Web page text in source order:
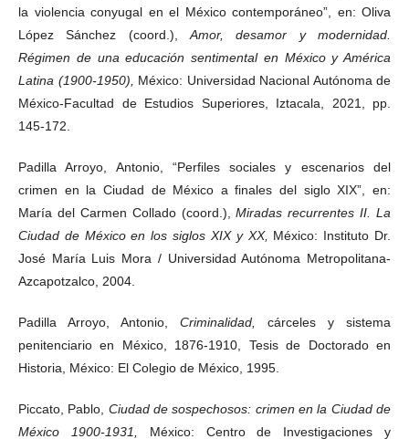
la violencia conyugal en el México contemporáneo”, en: Oliva
López Sánchez (coord.), Amor, desamor y modernidad.
Régimen de una educación sentimental en México y América
Latina (1900-1950), México: Universidad Nacional Autónoma de
México-Facultad de Estudios Superiores, Iztacala, 2021, pp.
145-172.
Padilla Arroyo, Antonio, “Perfiles sociales y escenarios del
crimen en la Ciudad de México a finales del siglo XIX”, en:
María del Carmen Collado (coord.),Miradas recurrentes II. La
Ciudad de México en los siglos XIX y XX, México: Instituto Dr.
José María Luis Mora / Universidad Autónoma Metropolitana-
Azcapotzalco, 2004.
Padilla Arroyo, Antonio, Criminalidad, cárceles y sistema
penitenciario en México, 1876-1910, Tesis de Doctorado en
Historia, México: El Colegio de México, 1995.
Piccato, Pablo, Ciudad de sospechosos: crimen en la Ciudad de
México 1900-1931, México: Centro de Investigaciones y